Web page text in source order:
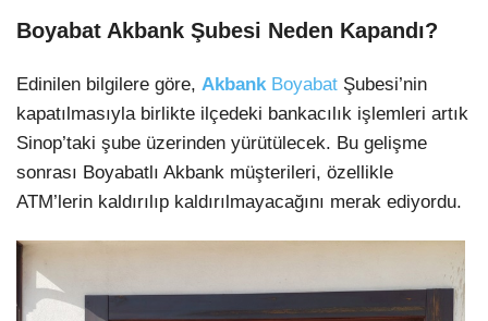
Boyabat Akbank Şubesi Neden Kapandı?
Edinilen bilgilere göre, AkbankBoyabat Şubesi’nin
kapatılmasıyla birlikte ilçedeki bankacılık işlemleri artık
Sinop’taki şube üzerinden yürütülecek. Bu gelişme
sonrası Boyabatlı Akbank müşterileri, özellikle
ATM’lerin kaldırılıp kaldırılmayacağını merak ediyordu.